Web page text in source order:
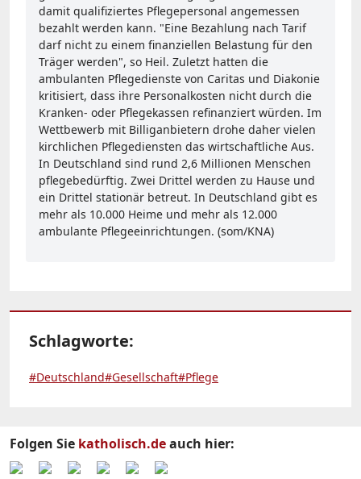
damit qualifiziertes Pflegepersonal angemessen
bezahlt werden kann. "Eine Bezahlung nach Tarif
darf nicht zu einem finanziellen Belastung für den
Träger werden", so Heil. Zuletzt hatten die
ambulanten Pflegedienste von Caritas und Diakonie
kritisiert, dass ihre Personalkosten nicht durch die
Kranken- oder Pflegekassen refinanziert würden. Im
Wettbewerb mit Billiganbietern drohe daher vielen
kirchlichen Pflegediensten das wirtschaftliche Aus.
In Deutschland sind rund 2,6 Millionen Menschen
pflegebedürftig. Zwei Drittel werden zu Hause und
ein Drittel stationär betreut. In Deutschland gibt es
mehr als 10.000 Heime und mehr als 12.000
ambulante Pflegeeinrichtungen. (som/KNA)
Schlagworte:
#Deutschland#Gesellschaft#Pflege
Folgen Sie katholisch.deauch hier: